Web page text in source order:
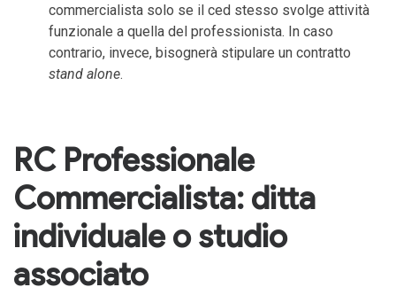
commercialista solo se il ced stesso svolge attività
funzionale a quella del professionista. In caso
contrario, invece, bisognerà stipulare un contratto
stand alone.
RC Professionale
Commercialista: ditta
individuale o studio
associato